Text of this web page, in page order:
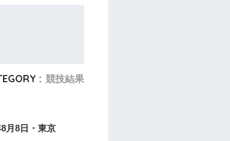
: 競技結果
月8日・東京